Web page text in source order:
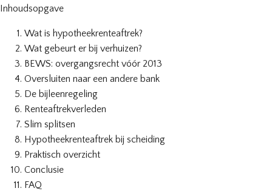
Inhoudsopgave
Wat is hypotheekrenteaftrek?
Wat gebeurt er bij verhuizen?
BEWS: overgangsrecht vóór 2013
Oversluiten naar een andere bank
De bijleenregeling
Renteaftrekverleden
Slim splitsen
Hypotheekrenteaftrek bij scheiding
Praktisch overzicht
Conclusie
FAQ